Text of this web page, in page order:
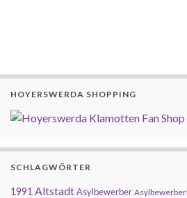
HOYERSWERDA SHOPPING
SCHLAGWÖRTER
1991 AltstadtAsylbewerber